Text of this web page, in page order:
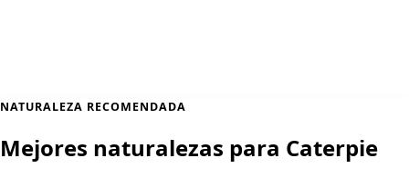
NATURALEZA RECOMENDADA
Mejores naturalezas para Caterpie